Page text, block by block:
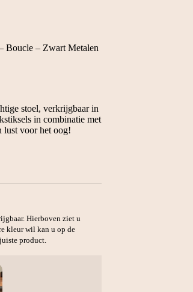
Boucle – Zwart Metalen
stoel, verkrijgbaar in
in combinatie met
lust voor het oog!
Hierboven ziet u
kleur wil kan u op de
product.